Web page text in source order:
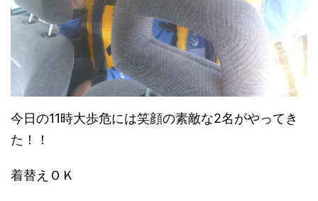
今日の11時大歩危には笑顔の素敵な2名がやってき
た！！
着替えＯＫ